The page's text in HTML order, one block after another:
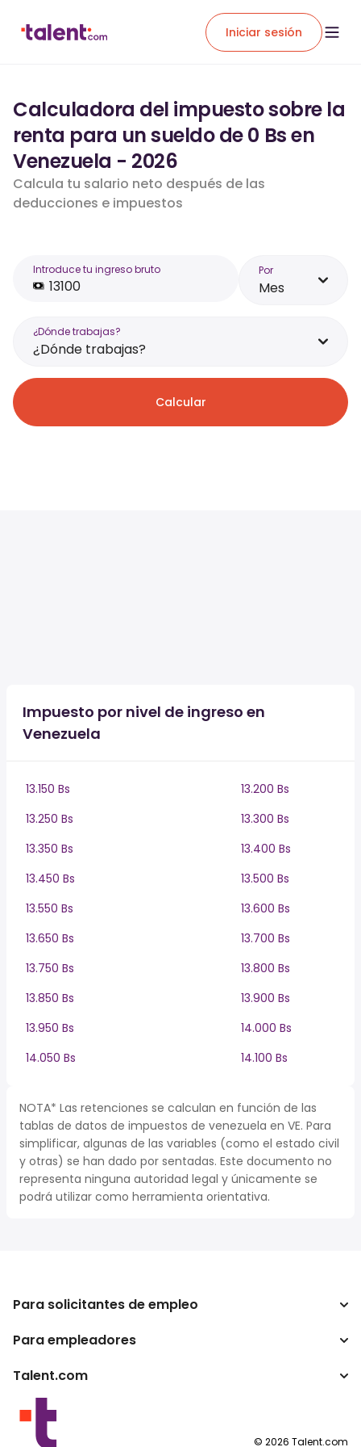
Iniciar sesión
Calculadora del impuesto sobre la
renta para un sueldo de 0 Bs en
Venezuela - 2026
Calcula tu salario neto después de las
deducciones e impuestos
Introduce tu ingreso bruto Por
Mes
¿Dónde trabajas?
¿Dónde trabajas?
Calcular
Impuesto por nivel de ingreso en
Venezuela
13.150 Bs
13.200 Bs
13.250 Bs
13.300 Bs
13.350 Bs
13.400 Bs
13.450 Bs
13.500 Bs
13.550 Bs
13.600 Bs
13.650 Bs
13.700 Bs
13.750 Bs
13.800 Bs
13.850 Bs
13.900 Bs
13.950 Bs
14.000 Bs
14.050 Bs
14.100 Bs
NOTA* Las retenciones se calculan en función de las
tablas de datos de impuestos de venezuela en VE. Para
simplificar, algunas de las variables (como el estado civil
y otras) se han dado por sentadas. Este documento no
representa ninguna autoridad legal y únicamente se
podrá utilizar como herramienta orientativa.
Para solicitantes de empleo
Buscador de trabajo
Para empleadores
Empresa
Programas para publishers
Talent.com
Otros países
Condiciones de uso
© 2026 Talent.com